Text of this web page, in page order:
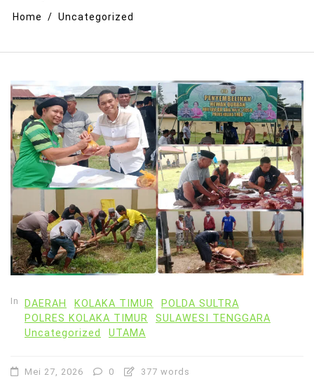
Home Uncategorized
In DAERAH KOLAKA TIMUR
POLDA SULTRA
POLRES KOLAKA TIMUR
SULAWESI TENGGARA
Uncategorized
UTAMA
Mei 27, 2026 0 377 words